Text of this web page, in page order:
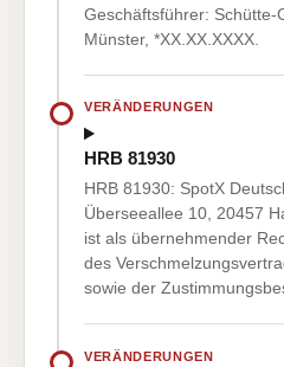
Geschäftsführer: Schütte-
Münster, *XX.XX.XXXX.
VERÄNDERUNGEN
HRB 81930
HRB 81930: SpotX
Überseeallee 10, 20457
ist als übernehmender
des
sowie der
VERÄNDERUNGEN